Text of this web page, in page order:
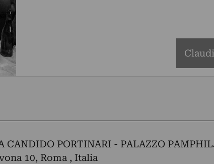
CANDIDO PORTINARI - PALAZZO
10, Roma , Italia